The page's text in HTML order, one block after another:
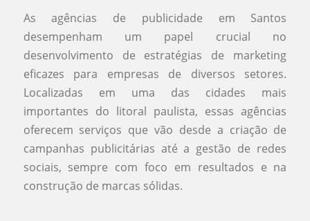
As agências de publicidade em Santos
desempenham um papel crucial no
desenvolvimento de estratégias de marketing
eficazes para empresas de diversos setores.
Localizadas em uma das cidades mais
importantes do litoral paulista, essas agências
oferecem serviços que vão desde a criação de
campanhas publicitárias até a gestão de redes
sociais, sempre com foco em resultados e na
construção de marcas sólidas.